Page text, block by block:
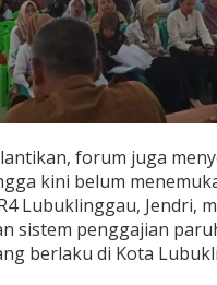
forum juga
kini belum
Lubuklinggau, Jendri,
sistem penggajian
berlaku di Kota